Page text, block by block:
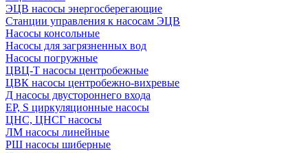
ЭЦВ насосы энергосберегающие
Станции управления к насосам ЭЦВ
Насосы консольные
Насосы для загрязненных вод
Насосы погружные
ЦВЦ-Т насосы центробежные
ЦВК насосы центробежно-вихревые
Д насосы двустороннего входа
EP, S циркуляционные насосы
ЦНС, ЦНСГ насосы
ЛМ насосы линейные
РШ насосы шиберные